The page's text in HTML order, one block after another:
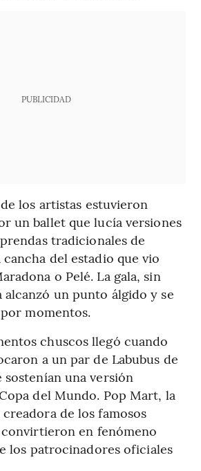
PUBLICIDAD
los artistas estuvieron
un ballet que lucía versiones
tradicionales de
del estadio que vio
o Pelé. La gala, sin
alcanzó un punto álgido y se
momentos.
chuscos llegó cuando
a un par de Labubus de
sostenían una versión
del Mundo. Pop Mart, la
de los famosos
en fenómeno
los patrocinadores oficiales